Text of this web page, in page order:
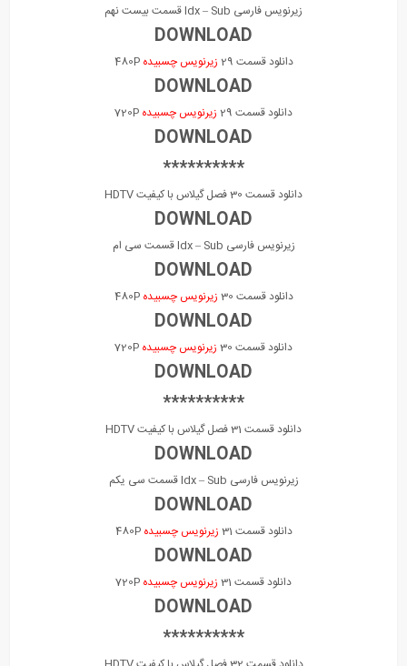
زیرنویس فارسی Idx – Sub قسمت بیست نهم
DOWNLOAD
دانلود قسمت 29 زیرنویس چسبیده 480P
DOWNLOAD
دانلود قسمت 29 زیرنویس چسبیده
DOWNLOAD
**********
دانلود قسمت 30 فصل گیلاس با کیفیت HDTV
DOWNLOAD
زیرنویس فارسی Idx – Sub قسمت سی ام
DOWNLOAD
دانلود قسمت 30 زیرنویس چسبیده 480P
DOWNLOAD
دانلود قسمت 30 زیرنویس چسبیده
DOWNLOAD
**********
دانلود قسمت 31 فصل گیلاس با کیفیت HDTV
DOWNLOAD
زیرنویس فارسی Idx – Sub قسمت سی یکم
DOWNLOAD
دانلود قسمت 31 زیرنویس چسبیده 480P
DOWNLOAD
دانلود قسمت 31 زیرنویس چسبیده
DOWNLOAD
**********